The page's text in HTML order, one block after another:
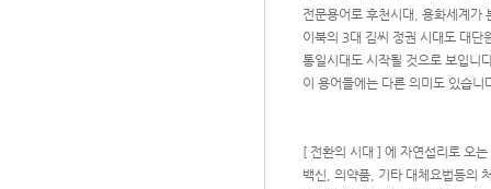
전문용어로 후천시대, 용화세계가
이북의 3대 김씨 정권 시대도 대단
통일시대도 시작될 것으로 보입니
이 용어들에는 다른 의미도 있습니
[ 전환의 시대 ] 에 자연섭리로 오
백신, 의약품, 기타 대체요법등의